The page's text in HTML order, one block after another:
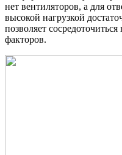
нет вентиляторов, а для
высокой нагрузкой
позволяет
факторов.